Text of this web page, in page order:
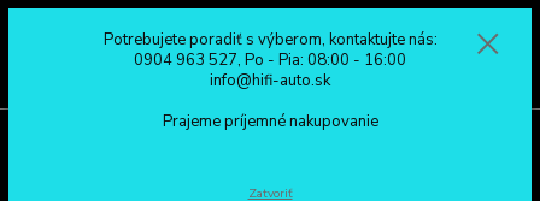
0904 963 527
Po - Pia: 08:00 - 16:00
Potrebujete poradiť s výberom, kontaktujte nás:
0904 963 527, Po - Pia: 08:00 - 16:00
info@hifi-auto.sk
Prajeme príjemné nakupovanie
Zatvoriť